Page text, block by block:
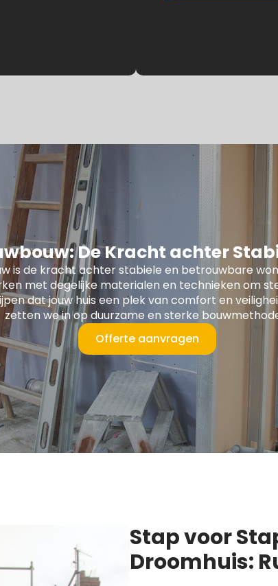
De Kracht achter
is de kracht achter stabiele en betrouwbare
met degelijke materialen en technieken om
dat jouw huis een plek van comfort en
zetten we in op duurzame en sterke
Offerte aanvragen
Stap voor
Droomhuis: